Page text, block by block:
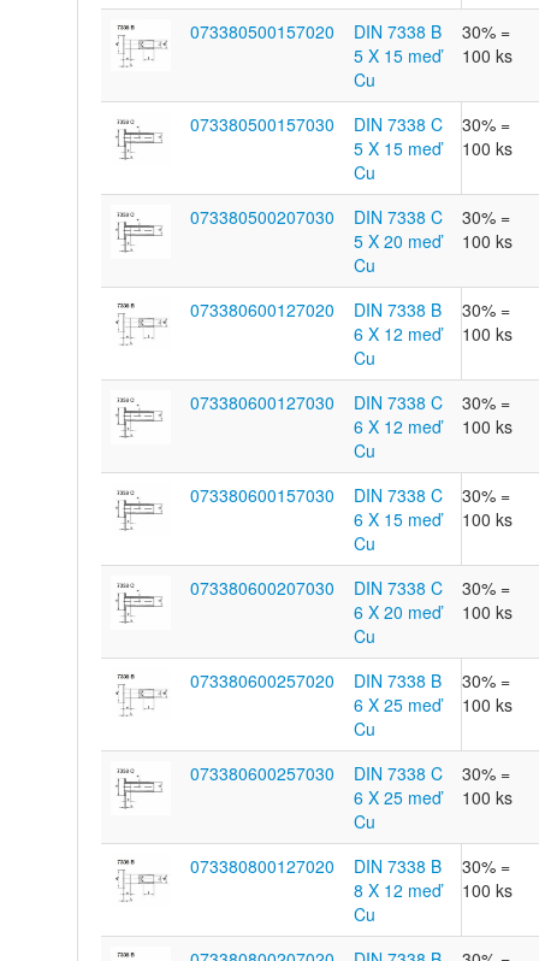
073380500157020
DIN 7338 B
5 X 15 meď
Cu
30% =
100 ks
073380500157030
DIN 7338 C
5 X 15 meď
Cu
30% =
100 ks
073380500207030
DIN 7338 C
5 X 20 meď
Cu
30% =
100 ks
073380600127020
DIN 7338 B
6 X 12 meď
Cu
30% =
100 ks
073380600127030
DIN 7338 C
6 X 12 meď
Cu
30% =
100 ks
073380600157030
DIN 7338 C
6 X 15 meď
Cu
30% =
100 ks
073380600207030
DIN 7338 C
6 X 20 meď
Cu
30% =
100 ks
073380600257020
DIN 7338 B
6 X 25 meď
Cu
30% =
100 ks
073380600257030
DIN 7338 C
6 X 25 meď
Cu
30% =
100 ks
073380800127020
DIN 7338 B
8 X 12 meď
Cu
30% =
100 ks